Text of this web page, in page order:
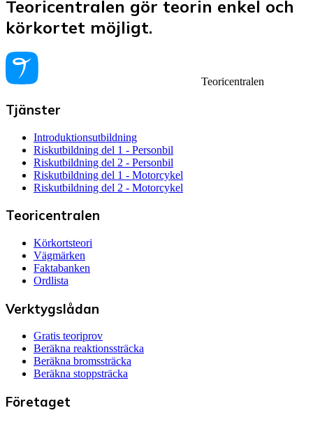
Teoricentralen gör teorin enkel och
körkortet möjligt.
Teoricentralen
Tjänster
Introduktionsutbildning
Riskutbildning del 1 - Personbil
Riskutbildning del 2 - Personbil
Riskutbildning del 1 - Motorcykel
Riskutbildning del 2 - Motorcykel
Teoricentralen
Körkortsteori
Vägmärken
Faktabanken
Ordlista
Verktygslådan
Gratis teoriprov
Beräkna reaktionssträcka
Beräkna bromssträcka
Beräkna stoppsträcka
Företaget